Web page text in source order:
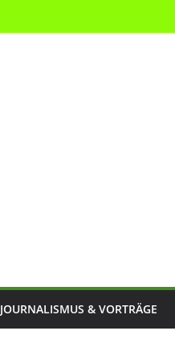
JOURNALISMUS & VORTRÄGE